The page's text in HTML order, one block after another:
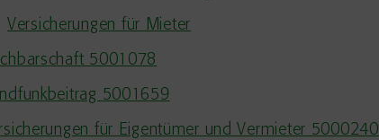
Versicherungen für Mieter
5001078
5001659
für Eigentümer und Vermieter 5000240